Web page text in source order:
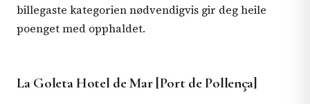
billegaste kategorien nødvendigvis gir deg heile
poenget med opphaldet.
La Goleta Hotel de Mar [Port de Pollença]